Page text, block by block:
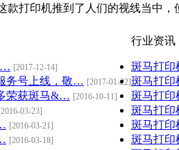
款打印机推到了人们的视线当中
[2017-12-14]
号上线，敬… [2017-01-22]
荣获斑马&… [2016-10-11]
[2016-03-23]
[2016-03-21]
[2016-03-18]
行业资讯
斑马打
斑马打印
斑马打
斑马打印
斑马打
斑马打